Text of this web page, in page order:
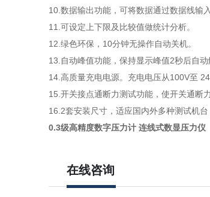
10.数据输出功能，可将数据通过数据线输
11.可设定上下限及比较值做统计分析。
12.绿色环保，10分钟无操作自动关机。
13.自动峰值功能，保持显示峰值2秒后自动
14.高质量充电电源。充电电压从100V至
15.开关接点通断力测试功能，使开关通断
16.2套安装尺寸，适应国内外多种测试机台
0.3级高精度数字压力计 连线式数显压力仪
在线咨询